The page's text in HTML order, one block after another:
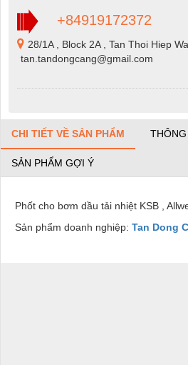
+84919172372
28/1A , Block 2A , Tan Thoi Hiep
tan.tandongcang@gmail.com
CHI TIẾT VỀ SẢN PHẨM
SẢN PHẨM GỢI Ý
Phốt cho bơm dầu tải nhiệt KSB ,
Sản phẩm doanh nghiệp: Tan Dong